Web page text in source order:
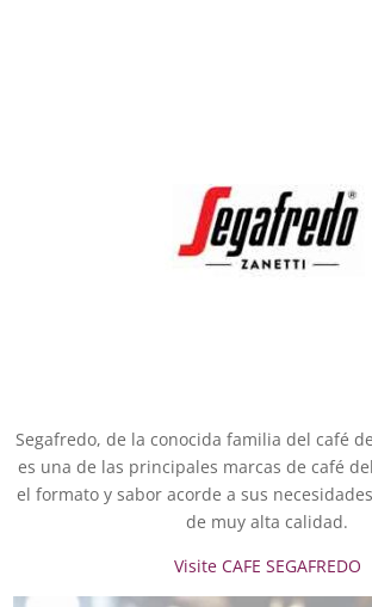
Segafredo, de la conocida familia del café
es una de las principales marcas de café
el formato y sabor acorde a sus
de muy alta calidad.
Visite CAFE SEGAFREDO